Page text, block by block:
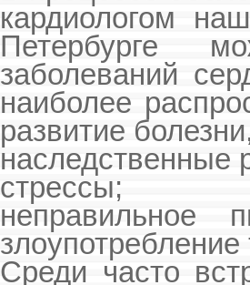
кардиологом
Петербурге
заболеваний
наиболее
развитие
наследственные
стрессы;
Среди часто